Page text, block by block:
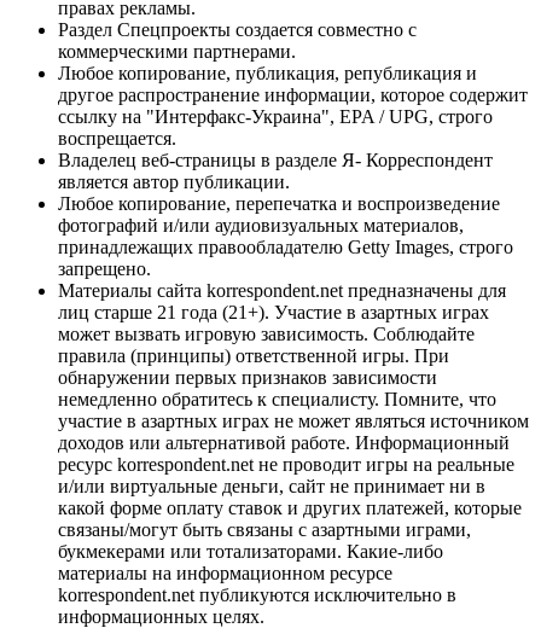
правах рекламы.
Раздел Спецпроекты создается совместно с
коммерческими партнерами.
Любое копирование, публикация, републикация и
другое распространение информации, которое содержит
ссылку на "Интерфакс-Украина", EPA / UPG, строго
воспрещается.
Владелец веб-страницы в разделе Я- Корреспондент
является автор публикации.
Любое копирование, перепечатка и воспроизведение
фотографий и/или аудиовизуальных материалов,
принадлежащих правообладателю Getty Images, строго
запрещено.
Материалы сайта korrespondent.net предназначены для
лиц старше 21 года (21+). Участие в азартных играх
может вызвать игровую зависимость. Соблюдайте
правила (принципы) ответственной игры. При
обнаружении первых признаков зависимости
немедленно обратитесь к специалисту. Помните, что
участие в азартных играх не может являться источником
доходов или альтернативой работе. Информационный
ресурс korrespondent.net не проводит игры на реальные
и/или виртуальные деньги, сайт не принимает ни в
какой форме оплату ставок и других платежей, которые
связаны/могут быть связаны с азартными играми,
букмекерами или тотализаторами. Какие-либо
материалы на информационном ресурсе
korrespondent.net публикуются исключительно в
информационных целях.